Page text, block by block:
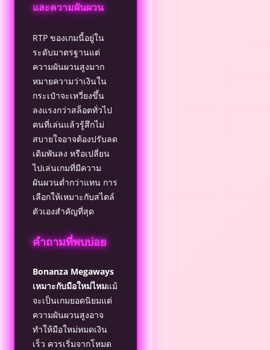
และความผันผวน
RTP ของเกมนี้อยู่ใน
ระดับมาตรฐานแต่
ความผันผวนสูงมาก
หมายความว่าเงินใน
กระเป๋าจะเหวี่ยงขึ้น
ลงแรงกว่าสล็อตทั่วไป
คนที่เล่นแล้วรู้สึกไม่
สบายใจอาจต้องปรับลด
เดิมพันลง หรือเปลี่ยน
ไปเล่นเกมที่มีความ
ผันผวนต่ำกว่าแทน การ
เลือกให้เหมาะกับสไตล์
ตัวเองสำคัญที่สุด
คำถามที่พบบ่อย
Bonanza Megaways
เหมาะกับมือใหม่ไหมแม้
จะเป็นเกมยอดนิยมแต่
ความผันผวนสูงอาจ
ทำให้มือใหม่หมดเงิน
เร็ว ควรเริ่มจากโหมด